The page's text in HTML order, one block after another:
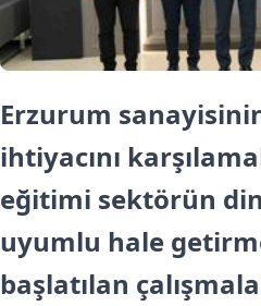
Erzurum
ihtiyacını
eğitimi sektörün
uyumlu hale
başlatılan